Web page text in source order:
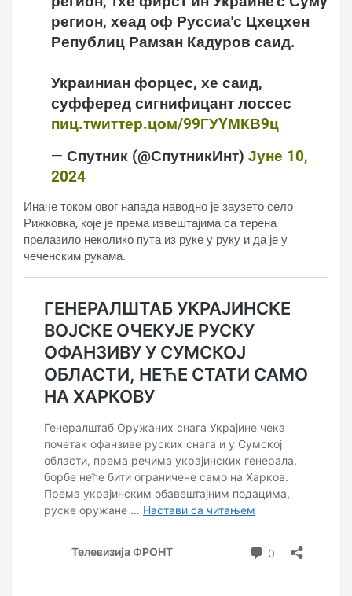
регион, хеад оф Руссиа'с Цхецхен
Републиц Рамзан Кадyров саид.
Украиниан форцес, хе саид,
суфферед сигнифицант лоссес
пиц.тwиттер.цом/99ГУYМКВ9ц
— Спутник (@СпутникИнт) Јуне 10,
2024
Иначе током овог напада наводно је заузето село
Рижковка, које је према извештајима са терена
прелазило неколико пута из руке у руку и да је у
чеченским рукама.